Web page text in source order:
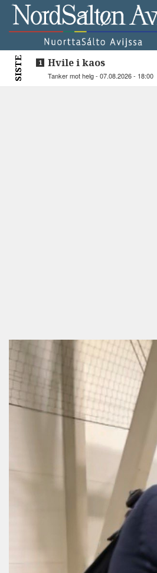
SISTE Hvile i kaos
Tanker mot helg - 07.08.2026 - 18:00